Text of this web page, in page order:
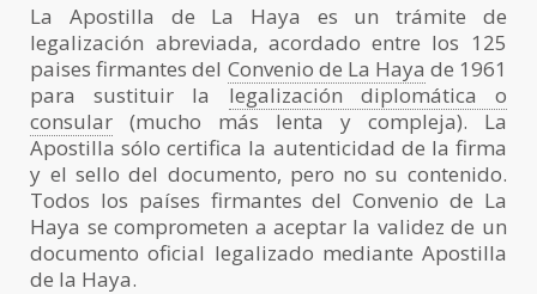
La Apostilla de La Haya es un trámite de
legalización abreviada, acordado entre los 125
paises firmantes del Convenio de La Haya de 1961
para sustituir la legalización diplomática o
consular (mucho más lenta y compleja). La
Apostilla sólo certifica la autenticidad de la firma
y el sello del documento, pero no su contenido.
Todos los países firmantes del Convenio de La
Haya se comprometen a aceptar la validez de un
documento oficial legalizado mediante Apostilla
de la Haya.